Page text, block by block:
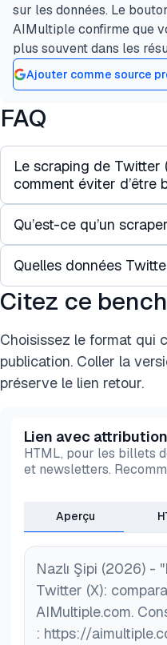
sur les données. Le
AIMultiple confirme que
plus souvent dans les
Ajouter comme source
FAQ
Le scraping de Twitter
comment éviter d’être
Le traitement juridique
web publiques en
dépend de la
Les conditions
imposent des
15,000 $, ou 15,000 €
Uni, pour chaque
Qu’est-ce qu’un
Un scraper Twitter est
données de Twitter. Il
collecter différents
aux contenus et aux
que les profils
tweets.
Quelles données
Profils Twitter :
d’utilisateur et nombre
Tweets :
tweet, y compris les
Hashtags :Vous
contenant des
Noms
appartenances.
Citez ce
Choisissez le format qui
publication. Coller la
préserve le lien retour.
Lien avec attribution
HTML, pour les billets
et newsletters.
Aperçu
Nazlı Şipi (2026) -
Twitter (X):
AIMultiple.com.
: https://